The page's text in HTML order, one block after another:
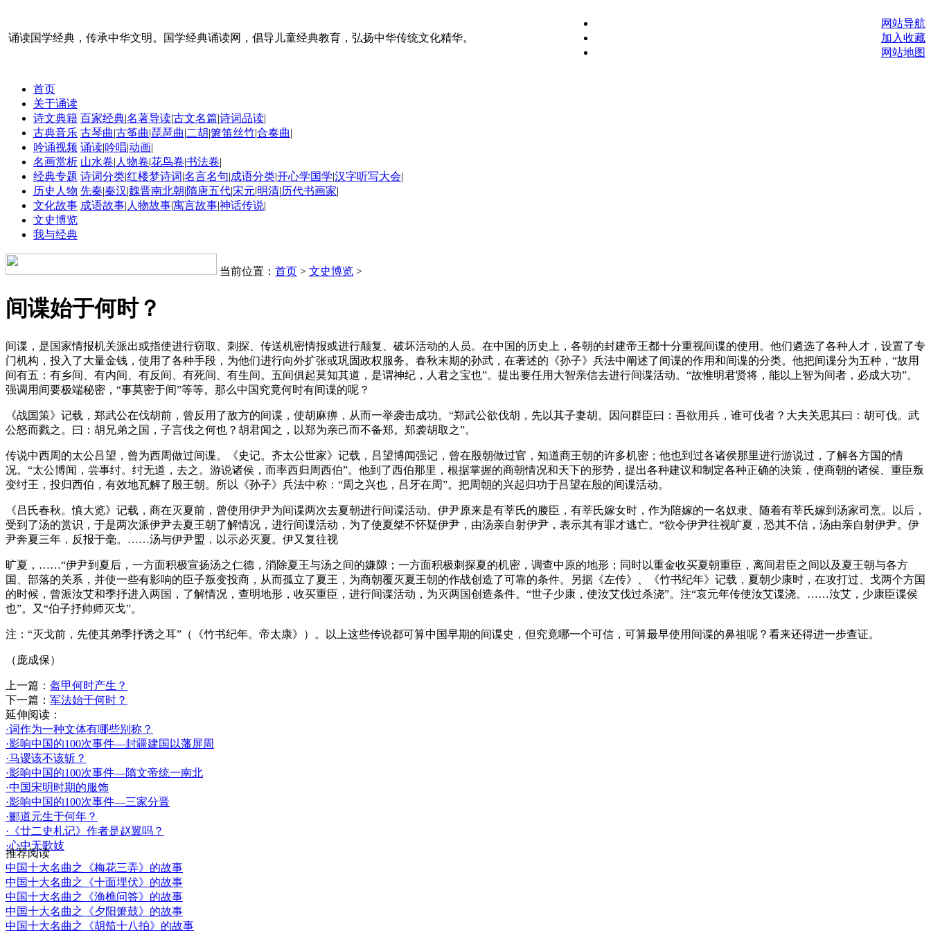
诵读国学经典，传承中华文明。国学经典诵读网，倡导儿童经典教育，弘扬中华传统文化精华。
网站导航
加入收藏
网站地图
首页
关于诵读
诗文典籍 百家经典|名著导读|古文名篇|诗词品读|
古典音乐 古琴曲|古筝曲|琵琶曲|二胡|箫笛丝竹|合奏曲|
吟诵视频 诵读|吟唱|动画|
名画赏析 山水卷| 人物卷|花鸟卷|书法卷|
经典专题 诗词分类|红楼梦诗词|名言名句|成语分类|开心学国学|汉字听写大会|
历史人物 先秦|秦汉|魏晋南北朝|隋唐五代|宋元|明清|历代书画家|
文化故事 成语故事| 人物故事|寓言故事|神话传说|
文史博览
我与经典
当前位置： 首页 > 文史博览 >
间谍始于何时？
间谍，是国家情报机关派出或指使进行窃取、刺探、传送机密情报或进行颠复、破坏活动的人员。在中国的历史上，各朝的封建帝王都十分重视间谍的使用。他们遴选了各种人才，设置了专
门机构，投入了大量金钱，使用了各种手段，为他们进行向外扩张或巩固政权服务。春秋末期的孙武，在著述的《孙子》兵法中阐述了间谍的作用和间谍的分类。他把间谍分为五种，“故用
间有五：有乡间、有内间、有反间、有死间、有生间。五间俱起莫知其道，是谓神纪，人君之宝也”。提出要任用大智亲信去进行间谍活动。“故惟明君贤将，能以上智为间者，必成大功”。
强调用间要极端秘密，“事莫密于间”等等。那么中国究竟何时有间谍的呢？
《战国策》记载，郑武公在伐胡前，曾反用了敌方的间谍，使胡麻痹，从而一举袭击成功。“郑武公欲伐胡，先以其子妻胡。因问群臣曰：吾欲用兵，谁可伐者？大夫关思其曰：胡可伐。武
公怒而戮之。曰：胡兄弟之国，子言伐之何也？胡君闻之，以郑为亲己而不备郑。郑袭胡取之”。
传说中西周的太公吕望，曾为西周做过间谍。《史记。齐太公世家》记载，吕望博闻强记，曾在殷朝做过官，知道商王朝的许多机密；他也到过各诸侯那里进行游说过，了解各方国的情
况。“太公博闻，尝事纣。纣无道，去之。游说诸侯，而率西归周西伯”。他到了西伯那里，根据掌握的商朝情况和天下的形势，提出各种建议和制定各种正确的决策，使商朝的诸侯、重臣叛
变纣王，投归西伯，有效地瓦解了殷王朝。所以《孙子》兵法中称：“周之兴也，吕牙在周”。把周朝的兴起归功于吕望在殷的间谍活动。
《吕氏春秋。慎大览》记载，商在灭夏前，曾使用伊尹为间谍两次去夏朝进行间谍活动。伊尹原来是有莘氏的媵臣，有莘氏嫁女时，作为陪嫁的一名奴隶、随着有莘氏嫁到汤家司烹。以后，
受到了汤的赏识，于是两次派伊尹去夏王朝了解情况，进行间谍活动，为了使夏桀不怀疑伊尹，由汤亲自射伊尹，表示其有罪才逃亡。“欲令伊尹往视旷夏，恐其不信，汤由亲自射伊尹。伊
尹奔夏三年，反报于毫。……汤与伊尹盟，以示必灭夏。伊又复往视
旷夏，……“伊尹到夏后，一方面积极宣扬汤之仁德，消除夏王与汤之间的嫌隙；一方面积极刺探夏的机密，调查中原的地形；同时以重金收买夏朝重臣，离间君臣之间以及夏王朝与各方
国、部落的关系，并使一些有影响的臣子叛变投商，从而孤立了夏王，为商朝覆灭夏王朝的作战创造了可靠的条件。另据《左传》、《竹书纪年》记载，夏朝少康时，在攻打过、戈两个方国
的时候，曾派汝艾和季抒进入两国，了解情况，查明地形，收买重臣，进行间谍活动，为灭两国创造条件。“世子少康，使汝艾伐过杀浇”。注“哀元年传使汝艾谍浇。……汝艾，少康臣谍侯
也”。又“伯子抒帅师灭戈”。
注：“灭戈前，先使其弟季抒诱之耳”（《竹书纪年。帝太康》）。以上这些传说都可算中国早期的间谍史，但究竟哪一个可信，可算最早使用间谍的鼻祖呢？看来还得进一步查证。
（庞成保）
上一篇： 盔甲何时产生？
下一篇： 军法始于何时？
延伸阅读：
·词作为一种文体有哪些别称？
·影响中国的100次事件—封疆建国以藩屏周
·马谡该不该斩？
·影响中国的100次事件—隋文帝统一南北
·中国宋明时期的服饰
·影响中国的100次事件—三家分晋
·郦道元生于何年？
·《廿二史札记》作者是赵翼吗？
·心中无歌妓
推荐阅读
中国十大名曲之《梅花三弄》的故事
中国十大名曲之《十面埋伏》的故事
中国十大名曲之《渔樵问答》的故事
中国十大名曲之《夕阳箫鼓》的故事
中国十大名曲之《胡笳十八拍》的故事